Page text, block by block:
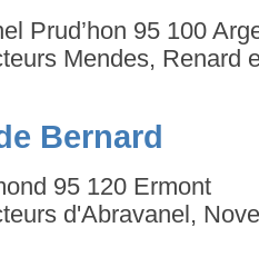
Prud’hon 95 100
Mendes, Renard
Bernard
95 120 Ermont
d'Abravanel,